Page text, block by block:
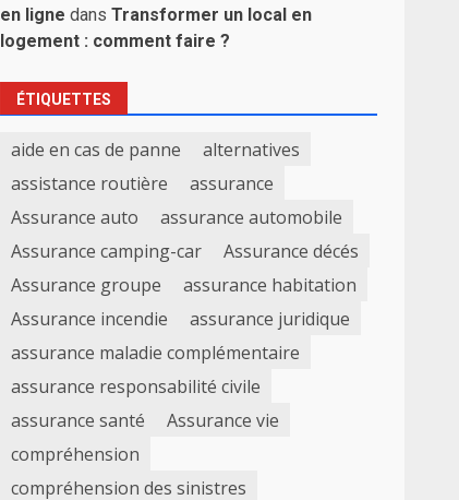
en ligne dansTransformer un local en
logement : comment faire ?
ÉTIQUETTES
aide en cas de panne
alternatives
assistance routière
assurance
Assurance auto
assurance automobile
Assurance camping-car
Assurance décés
Assurance groupe
assurance habitation
Assurance incendie
assurance juridique
assurance maladie complémentaire
assurance responsabilité civile
assurance santé
Assurance vie
compréhension
compréhension des sinistres